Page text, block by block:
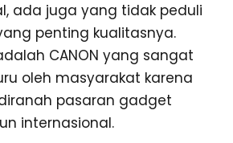
ada juga yang tidak peduli
penting kualitasnya.
CANON yang sangat
oleh masyarakat karena
pasaran gadget
internasional.